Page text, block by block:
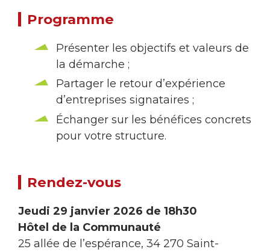
Programme
Présenter les objectifs et valeurs de
la démarche ;
Partager le retour d’expérience
d’entreprises signataires ;
Échanger sur les bénéfices concrets
pour votre structure.
Rendez-vous
Jeudi 29 janvier 2026 de 18h30
Hôtel de la Communauté
25 allée de l’espérance, 34 270 Saint-